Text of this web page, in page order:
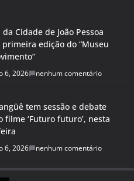
Cidade de João Pessoa
primeira edição do “Museu
6, 2026 nenhum comentário
tem sessão e debate
filme ‘Futuro futuro’, nesta
6, 2026 nenhum comentário